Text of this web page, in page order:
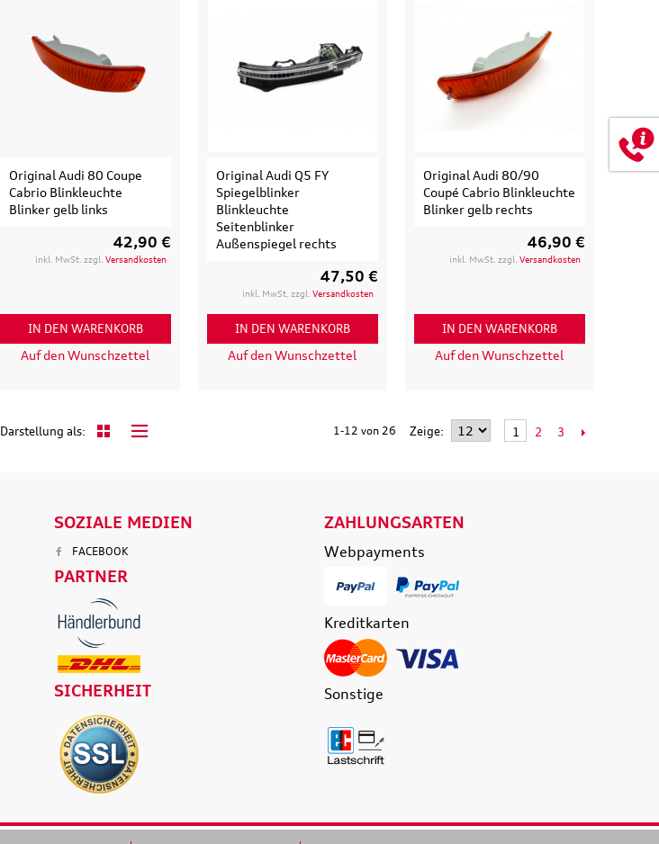
Original Audi 80 Coupe
Cabrio Blinkleuchte
Blinker gelb links
42,90 €
inkl. MwSt. zzgl. Versandkosten
IN DEN WARENKORB
Auf den Wunschzettel
Original Audi Q5 FY
Spiegelblinker
Blinkleuchte
Seitenblinker
Außenspiegel rechts
47,50 €
inkl. MwSt. zzgl. Versandkosten
IN DEN WARENKORB
Auf den Wunschzettel
Original Audi 80/90
Coupé Cabrio Blinkleuchte
Blinker gelb rechts
46,90 €
inkl. MwSt. zzgl. Versandkosten
IN DEN WARENKORB
Auf den Wunschzettel
Darstellung als 1-12 von 26 Zeige 1 2 3
SOZIALE MEDIEN
FACEBOOK
PARTNER
SICHERHEIT
ZAHLUNGSARTEN
Webpayments
Kreditkarten
Sonstige